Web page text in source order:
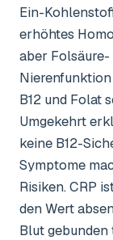
Ein-
erhöhtes
aber
B12 und Folat
Umgekehrt
keine B12-
Symptome
Risiken. CRP
den Wert
Blut